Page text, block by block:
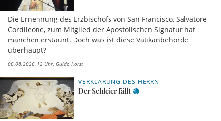
Die Ernennung des Erzbischofs von San Francisco, Salvatore
Cordileone, zum Mitglied der Apostolischen Signatur hat
manchen erstaunt. Doch was ist diese Vatikanbehörde
überhaupt?
06.08.2026, 12 Uhr Guido Horst
VERKLÄRUNG DES HERRN
Der Schleier fällt